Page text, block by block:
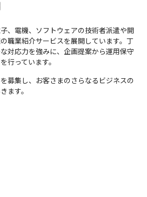
、電機、ソフトウェアの技術者派遣や開
職業紹介サービスを展開しています。丁
対応力を強みに、企画提案から運用保守
行っています。
募集し、お客さまのさらなるビジネスの
ます。